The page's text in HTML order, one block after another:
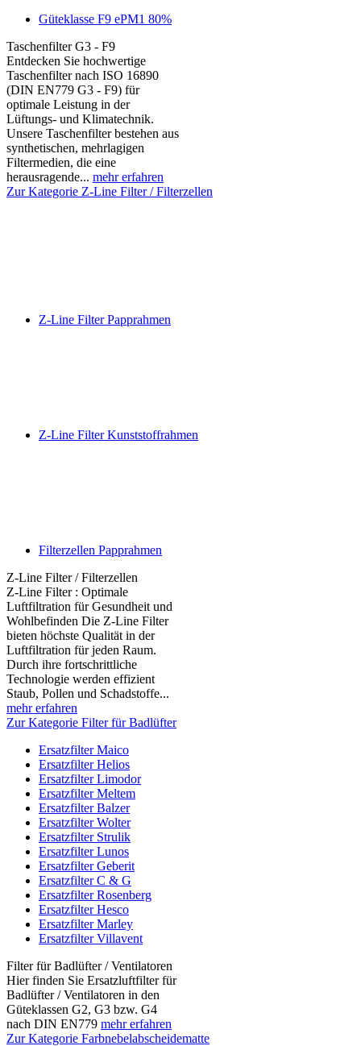
Güteklasse F9 ePM1 80%
Taschenfilter G3 - F9
Entdecken Sie hochwertige
Taschenfilter nach ISO 16890
(DIN EN779 G3 - F9) für
optimale Leistung in der
Lüftungs- und Klimatechnik.
Unsere Taschenfilter bestehen aus
synthetischen, mehrlagigen
Filtermedien, die eine
herausragende... mehr erfahren
Zur Kategorie Z-Line Filter / Filterzellen
Z-Line Filter Papprahmen
Z-Line Filter Kunststoffrahmen
Filterzellen Papprahmen
Z-Line Filter / Filterzellen
Z-Line Filter : Optimale
Luftfiltration für Gesundheit und
Wohlbefinden Die Z-Line Filter
bieten höchste Qualität in der
Luftfiltration für jeden Raum.
Durch ihre fortschrittliche
Technologie werden effizient
Staub, Pollen und Schadstoffe...
mehr erfahren
Zur Kategorie Filter für Badlüfter
Ersatzfilter Maico
Ersatzfilter Helios
Ersatzfilter Limodor
Ersatzfilter Meltem
Ersatzfilter Balzer
Ersatzfilter Wolter
Ersatzfilter Strulik
Ersatzfilter Lunos
Ersatzfilter Geberit
Ersatzfilter C & G
Ersatzfilter Rosenberg
Ersatzfilter Hesco
Ersatzfilter Marley
Ersatzfilter Villavent
Filter für Badlüfter / Ventilatoren
Hier finden Sie Ersatzluftfilter für
Badlüfter / Ventilatoren in den
Güteklassen G2, G3 bzw. G4
nach DIN EN779 mehr erfahren
Zur Kategorie Farbnebelabscheidematte